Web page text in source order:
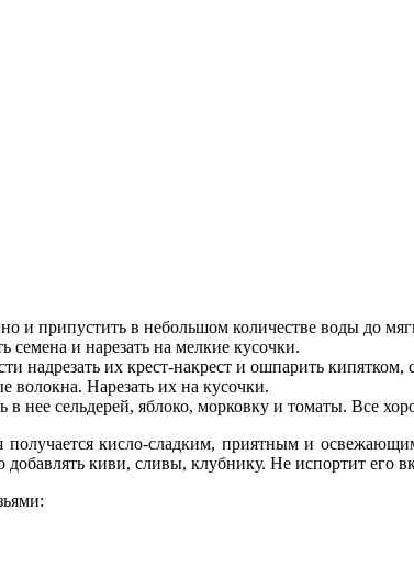
и припустить в небольшом количестве воды до
семена и нарезать на мелкие кусочки.
надрезать их крест-накрест и ошпарить кипятком,
волокна. Нарезать их на кусочки.
нее сельдерей, яблоко, морковку и томаты. Все
получается кисло-сладким, приятным и
киви, сливы, клубнику. Не испортит его